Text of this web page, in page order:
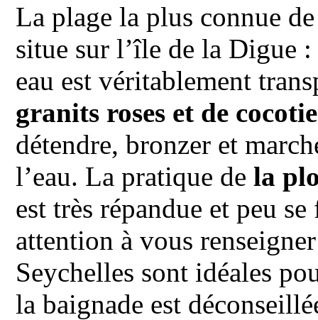
La plage la plus connue
situe sur l’île de la Digue
eau est véritablement
granits roses et de
détendre, bronzer et
l’eau. La pratique dela
est très répandue et peu
attention à vous
Seychelles sont idéales
la baignade est